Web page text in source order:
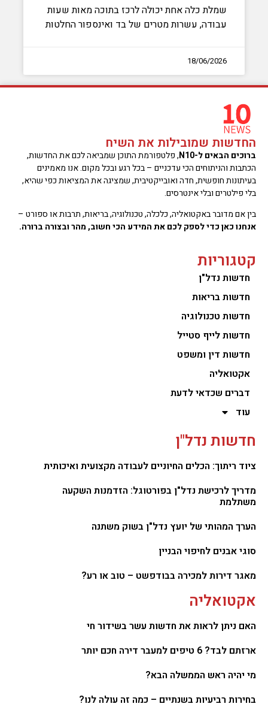
שמלת כלה אחת יכולה לרכז בתוכה מאות שעות
עבודה, עשרות מטרים של בד ואינספור החלטות
18/06/2026
החדשות שמובילות את השיח
ברוכים הבאים ל-N10
, פלטפורמת התוכן שמביאה לכם את החדשות,
הכתבות והניתוחים הכי עדכניים – בכל רגע ובכל מקום. אנו מאמינים
בעיתונות חופשית, חדה ואובייקטיבית, שמציגה את המציאות כפי שהיא,
בלי פילטרים ובלי אינטרסים.
בין אם מדובר באקטואליה, כלכלה, טכנולוגיה, בריאות, תרבות או ספורט –
אנחנו כאן כדי לספק לכם את המידע הכי חשוב, מהר ובצורה ברורה.
קטגוריות
חדשות נדל"ן
חדשות בריאות
חדשות טכנולוגיה
חדשות לייף סטייל
חדשות דין ומשפט
אקטואליה
דברים שכדאי לדעת
עוד
חדשות נדל"ן
ציוד ריתוך: הכלים החיוניים לעבודה מקצועית ואיכותית
מדריך לרכישת נדל"ן בפורטוגל: הזדמנות השקעה
משתלמת
הערך המהותי של יועץ נדל"ן בשוק משתנה
סוגי אבנים לחיפוי הבניין
מאגר דירות למכירה בבודפשט – טוב או רע?
אקטואליה
האם ניתן לראות את חדשות עשר בשידור חי
ארזתם לבד? 6 טיפים למעבר דירה חכם יותר
מי יהיה ראש הממשלה הבא?
בחירות רביעיות בשנתיים – כמה זה עולה לנו?